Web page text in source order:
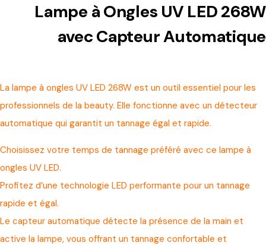
Lampe à Ongles UV LED 268W
avec Capteur Automatique
La lampe à ongles UV LED 268W est un outil essentiel pour les
professionnels de la beauty. Elle fonctionne avec un détecteur
automatique qui garantit un tannage égal et rapide.
Choisissez votre temps de tannage préféré avec ce lampe à
ongles UV LED.
Profitez d’une technologie LED performante pour un tannage
rapide et égal.
Le capteur automatique détecte la présence de la main et
active la lampe, vous offrant un tannage confortable et